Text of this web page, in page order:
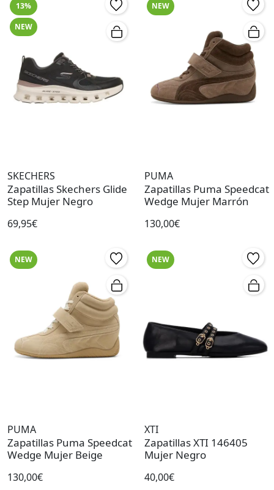
13%
NEW
SKECHERS
Zapatillas Skechers Glide
Step Mujer Negro
69,95€
NEW
PUMA
Zapatillas Puma Speedcat
Wedge Mujer Marrón
130,00€
NEW
PUMA
Zapatillas Puma Speedcat
Wedge Mujer Beige
130,00€
NEW
XTI
Zapatillas XTI 146405
Mujer Negro
40,00€